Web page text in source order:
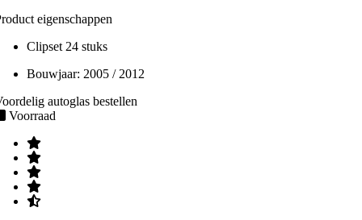
eigenschappen
Clipset 24 stuks
Bouwjaar: 2005 / 2012
autoglas bestellen
Voorraad